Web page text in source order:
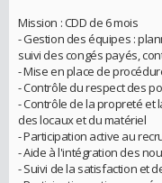
Mission : CDD de 6 mois
- Gestion des équipes :
suivi des congés payés,
- Mise en place de
- Contrôle du respect des
- Contrôle de la propreté
des locaux et du matériel
- Participation active au
- Aide à l'intégration des
- Suivi de la satisfaction et